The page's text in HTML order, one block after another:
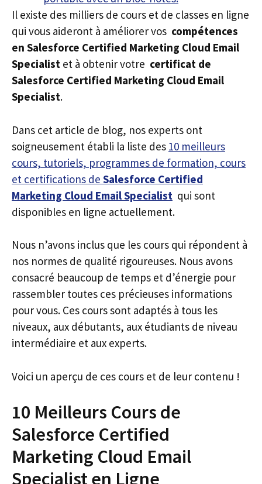
Il existe des milliers de cours et de classes en ligne
qui vous aideront à améliorer vos compétences
en Salesforce Certified Marketing Cloud Email
Specialist et à obtenir votre certificat de
Salesforce Certified Marketing Cloud Email
Specialist.
Dans cet article de blog, nos experts ont
soigneusement établi la liste des 10 meilleurs
cours, tutoriels, programmes de formation, cours
et certifications de Salesforce Certified
Marketing Cloud Email Specialist qui sont
disponibles en ligne actuellement.
Nous n’avons inclus que les cours qui répondent à
nos normes de qualité rigoureuses. Nous avons
consacré beaucoup de temps et d’énergie pour
rassembler toutes ces précieuses informations
pour vous. Ces cours sont adaptés à tous les
niveaux, aux débutants, aux étudiants de niveau
intermédiaire et aux experts.
Voici un aperçu de ces cours et de leur contenu !
10 Meilleurs Cours de
Salesforce Certified
Marketing Cloud Email
Specialist en Ligne